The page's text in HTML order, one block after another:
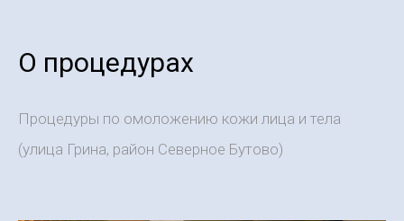
О процедурах
Процедуры по омоложению кожи лица и тела
(улица Грина, район Северное Бутово)